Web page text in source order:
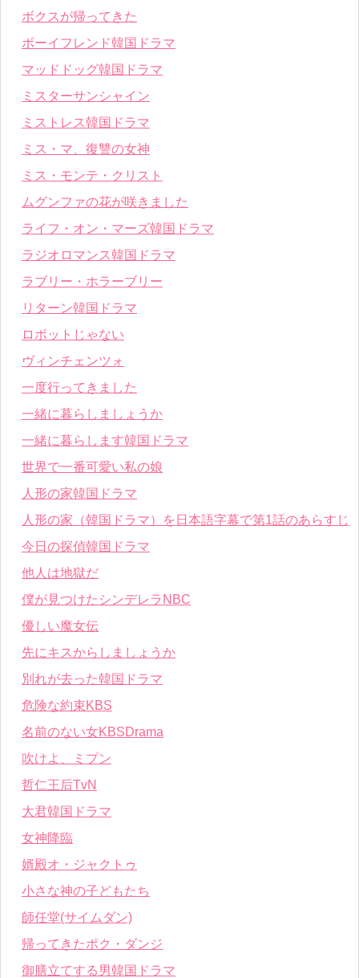
ボクスが帰ってきた
ボーイフレンド韓国ドラマ
マッドドッグ韓国ドラマ
ミスターサンシャイン
ミストレス韓国ドラマ
ミス・マ、復讐の女神
ミス・モンテ・クリスト
ムグンファの花が咲きました
ライフ・オン・マーズ韓国ドラマ
ラジオロマンス韓国ドラマ
ラブリー・ホラーブリー
リターン韓国ドラマ
ロボットじゃない
ヴィンチェンツォ
一度行ってきました
一緒に暮らしましょうか
一緒に暮らします韓国ドラマ
世界で一番可愛い私の娘
人形の家韓国ドラマ
人形の家（韓国ドラマ）を日本語字幕で第1話のあらすじ
今日の探偵韓国ドラマ
他人は地獄だ
僕が見つけたシンデレラNBC
優しい魔女伝
先にキスからしましょうか
別れが去った韓国ドラマ
危険な約束KBS
名前のない女KBSDrama
吹けよ、ミプン
哲仁王后TvN
大君韓国ドラマ
女神降臨
婿殿オ・ジャクトゥ
小さな神の子どもたち
師任堂(サイムダン)
帰ってきたポク・ダンジ
御膳立てする男韓国ドラマ